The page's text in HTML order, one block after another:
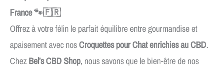
France 🐾🇫🇷
Offrez à votre félin le parfait équilibre entre gourmandise et
apaisement avec nosCroquettes pour Chat enrichies au CBD.
Chez Bel’s CBD Shop, nous savons que le bien-être de nos